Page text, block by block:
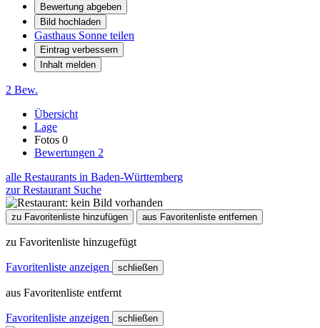
Bewertung abgeben
Bild hochladen
Gasthaus Sonne teilen
Eintrag verbessern
Inhalt melden
2 Bew.
Übersicht
Lage
Fotos 0
Bewertungen 2
alle Restaurants in Baden-Württemberg
zur Restaurant Suche
zu Favoritenliste hinzufügen aus Favoritenliste entfernen
zu Favoritenliste hinzugefügt
Favoritenliste anzeigen schließen
aus Favoritenliste entfernt
Favoritenliste anzeigen schließen